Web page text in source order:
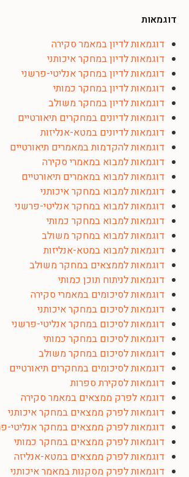
דוגמאות
דוגמאות לדיון במאמר סקירה
דוגמאות לדיון במחקר איכותני
דוגמאות לדיון במחקר אנליטי-פרשני
דוגמאות לדיון במחקר כמותי
דוגמאות לדיון במחקר משולב
דוגמאות לדיונים במחקרים תיאורטיים
דוגמאות לדיונים במטא-אנליזות
דוגמאות להקדמות במאמרים תיאורטיים
דוגמאות למבוא במאמרי סקירה
דוגמאות למבוא במאמרים תיאורטיים
דוגמאות למבוא במחקר איכותני
דוגמאות למבוא במחקר אנליטי-פרשני
דוגמאות למבוא במחקר כמותי
דוגמאות למבוא במחקר משולב
דוגמאות למבוא במטא-אנליזות
דוגמאות לממצאים במחקר משולב
דוגמאות לניתוח תוכן כמותי
דוגמאות לסיכומים במאמרי סקירה
דוגמאות לסיכום במחקר איכותני
דוגמאות לסיכום במחקר אנליטי-פרשני
דוגמאות לסיכום במחקר כמותי
דוגמאות לסיכום במחקר משולב
דוגמאות לסיכומים במחקרים תיאורטיים
דוגמאות לסקירת ספרות
דוגמא לפרק ממצאים במאמר סקירה
דוגמאות לפרק ממצאים במחקר איכותני
דוגמאות לפרק ממצאים במחקר אנליטי-
דוגמאות לפרק ממצאים במחקר כמותי
דוגמאות לפרק ממצאים במטא-אנליזה
דוגמאות לפרק מסקנות במאמר איכותני